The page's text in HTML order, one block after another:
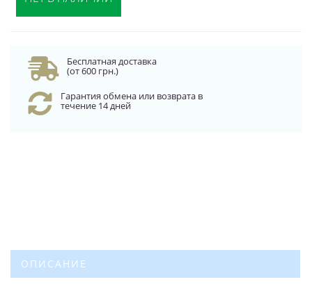
Бесплатная доставка
(от 600 грн.)
Гарантия обмена или возврата в
течение 14 дней
ОПИСАНИЕ